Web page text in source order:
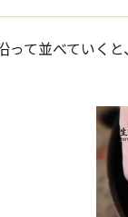
て並べていくと